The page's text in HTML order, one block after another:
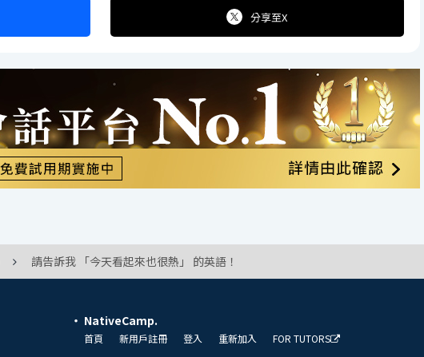
分享至X
請告訴我 「今天看起來也很熱」 的英語！
NativeCamp.
首頁 新用戶註冊 登入 重新加入 FOR TUTORS